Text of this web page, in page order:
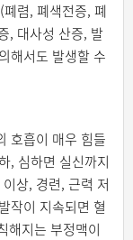
렴, 폐색전증, 폐
, 대사성 산증, 발
해서도 발생할 수
호흡이 매우 힘들
, 심하면 실신까지
상, 경련, 근력 저
작이 지속되면 혈
해지는 부정맥이